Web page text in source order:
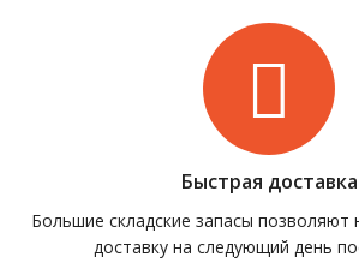
Быстрая доставка
Большие складские запасы позволяют
доставку на следующий день